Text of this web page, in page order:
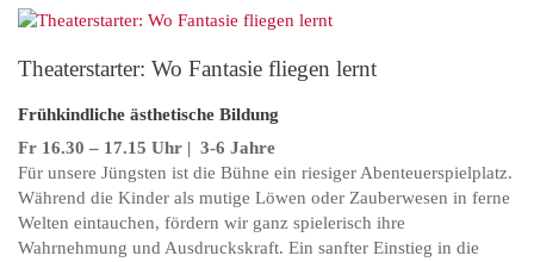
Theaterstarter: Wo Fantasie fliegen lernt
Frühkindliche ästhetische Bildung
Fr 16.30 – 17.15 Uhr | 3-6 Jahre
Für unsere Jüngsten ist die Bühne ein riesiger Abenteuerspielplatz.
Während die Kinder als mutige Löwen oder Zauberwesen in ferne
Welten eintauchen, fördern wir ganz spielerisch ihre
Wahrnehmung und Ausdruckskraft. Ein sanfter Einstieg in die